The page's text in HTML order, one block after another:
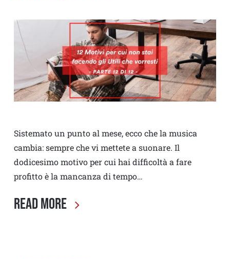
Sistemato un punto al mese, ecco che la musica
cambia: sempre che vi mettete a suonare. Il
dodicesimo motivo per cui hai difficoltà a fare
profitto è la mancanza di tempo…
Read More